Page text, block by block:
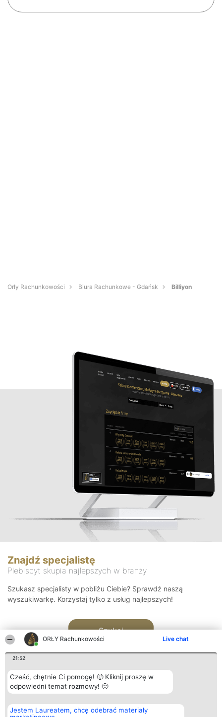
ORŁY Rachunkowości Live chat
21:52
Cześć, chętnie Ci pomogę! 🙂 Kliknij proszę w
odpowiedni temat rozmowy! 🙂
Jestem Laureatem, chcę odebrać materiały
Orły Rachunkowości Biura Rachunkowe - Gdańsk Billiyon
Znajdź specjalistę
Plebiscyt skupia najlepszych w branży
Szukasz specjalisty w pobliżu Ciebie? Sprawdź naszą
wyszukiwarkę. Korzystaj tylko z usług najlepszych!
Szukaj
Organizator plebiscytu
Bright Side Solutions sp. z o.
Plebiscyt
Laureaci
Kontakt
Kontakt